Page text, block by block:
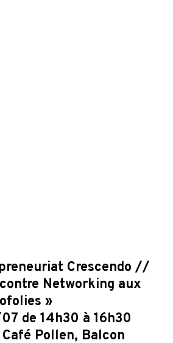
Crescendo //
Networking aux
»
de 14h30 à 16h30
Pollen, Balcon